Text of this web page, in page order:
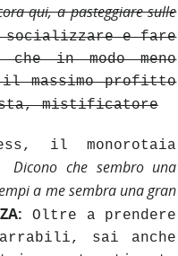
qui, a pasteggiare sulle
socializzare e fare
in modo meno
massimo profitto
mistificatore
il monorotaia
Dicono che sembro una
a me sembra una gran
Oltre a prendere
sai anche